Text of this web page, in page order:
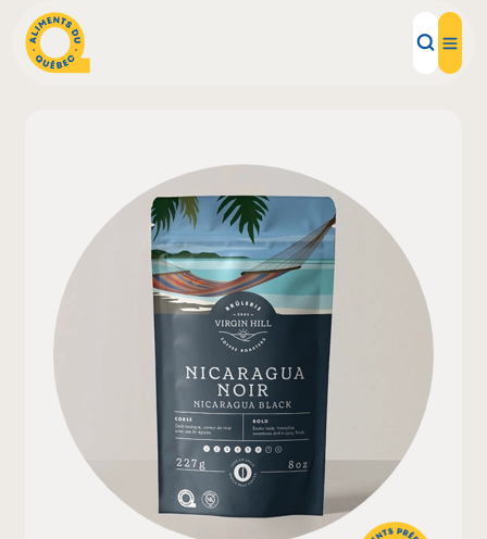
Aliments d'ici
Recettes
Inspirations d'ici
Restaurants
Institutions
À propos